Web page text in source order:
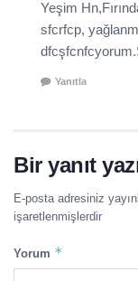
Yeşim
sfcrfcp,
Yanıtla
Bir yanıt
E-posta adresiniz
işaretlenmişlerdir
Yorum *